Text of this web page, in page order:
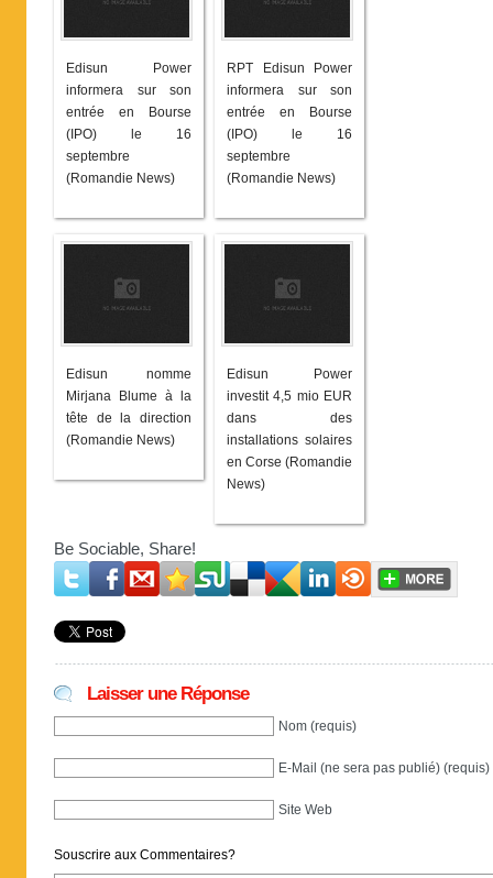
Edisun Power
informera sur son
entrée en Bourse
(IPO) le 16
septembre
(Romandie News)
RPT Edisun Power
informera sur son
entrée en Bourse
(IPO) le 16
septembre
(Romandie News)
Edisun nomme
Mirjana Blume à la
tête de la direction
(Romandie News)
Edisun Power
investit 4,5 mio EUR
dans des
installations solaires
en Corse (Romandie
News)
Be Sociable, Share!
Laisser une Réponse
Nom (requis)
E-Mail (ne sera pas publié) (requis)
Site Web
Souscrire aux Commentaires?